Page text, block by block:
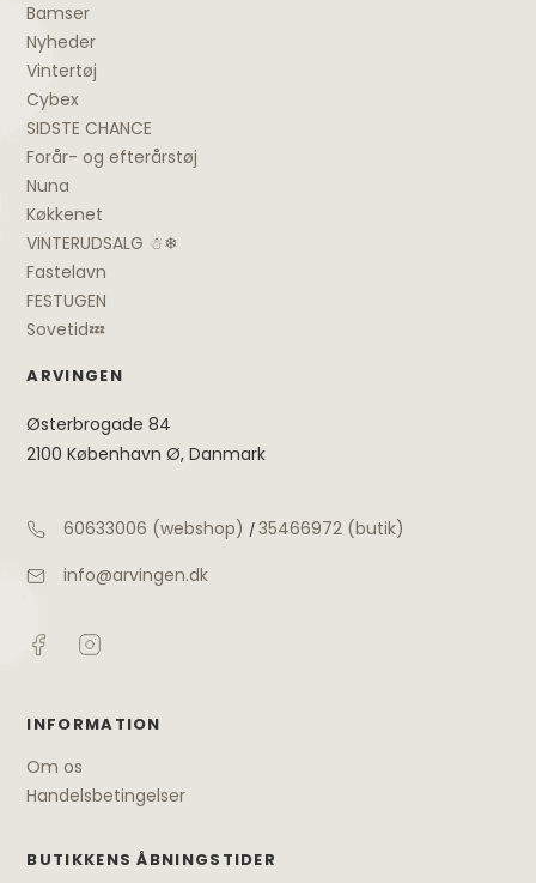
Bamser
Nyheder
Vintertøj
Cybex
SIDSTE CHANCE
Forår- og efterårstøj
Nuna
Køkkenet
VINTERUDSALG ☃❄
Fastelavn
FESTUGEN
Sovetid💤
ARVINGEN
Østerbrogade 84
2100 København Ø, Danmark
60633006 (webshop) /35466972 (butik)
info@arvingen.dk
INFORMATION
Om os
Handelsbetingelser
BUTIKKENS ÅBNINGSTIDER